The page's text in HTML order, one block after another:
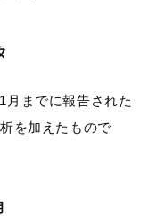
月までに報告された
を加えたもので